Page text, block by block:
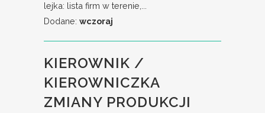
lejka: lista firm w terenie,...
Dodane: wczoraj
KIEROWNIK /
KIEROWNICZKA
ZMIANY PRODUKCJI